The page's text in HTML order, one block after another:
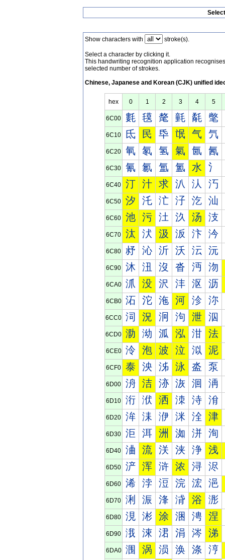
Show characters with stroke(s).
Select a character by clicking it.
This handwriting recognition application
selected number of strokes.
Chinese, Japanese and Korean (CJK) unified
hex 0 1 2 3 4 5
6C00 氀 氁 氂 氃 氄 氅
6C10 氐 民 氒 氓 气 氕
6C20 氠 氡 氢 氣 氤 氥
6C30 氰 氱 氲 氳 水 氵
6C40 汀 汁 求 汃 汄 汅
6C50 汐 汑 汒 汓 汔 汕
6C60 池 污 汢 汣 汤 汥
6C70 汰 汱 汲 汳 汴 汵
6C80 沀 沁 沂 沃 沄 沅
6C90 沐 沑 沒 沓 沔 沕
6CA0 沠 没 沢 沣 沤 沥
6CB0 沰 沱 沲 河 沴 沵
6CC0 泀 況 泂 泃 泄 泅
6CD0 泐 泑 泒 泓 泔 法
6CE0 泠 泡 波 泣 泤 泥
6CF0 泰 泱 泲 泳 泴 泵
6D00 洀 洁 洂 洃 洄 洅
6D10 洐 洑 洒 洓 洔 洕
6D20 洠 洡 洢 洣 洤 津
6D30 洰 洱 洲 洳 洴 洵
6D40 浀 流 浂 浃 浄 浅
6D50 浐 浑 浒 浓 浔 浕
6D60 浠 浡 浢 浣 浤 浥
6D70 浰 浱 浲 浳 浴 浵
6D80 涀 涁 涂 涃 涄 涅
6D90 涐 涑 涒 涓 涔 涕
6DA0 涠 涡 涢 涣 涤 涥